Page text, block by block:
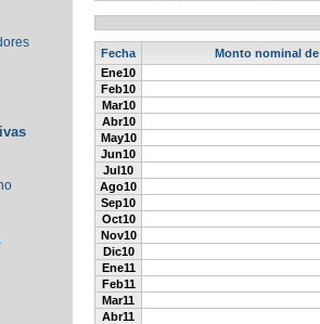
Fecha
Monto nominal
Ene10
Feb10
Mar10
Abr10
May10
Jun10
Jul10
Ago10
Sep10
Oct10
Nov10
Dic10
Ene11
Feb11
Mar11
Abr11